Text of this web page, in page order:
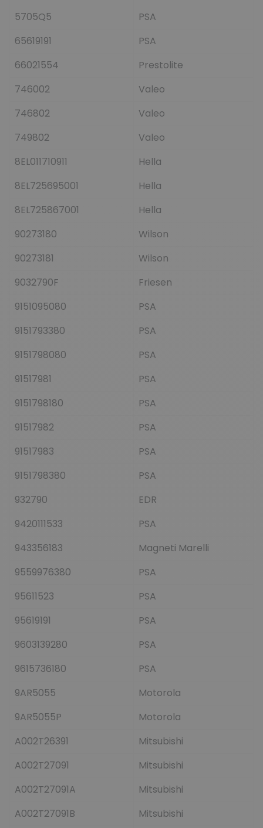
5705Q5
PSA
65619191
PSA
66021554
Prestolite
746002
Valeo
746802
Valeo
749802
Valeo
8EL011710911
Hella
8EL725695001
Hella
8EL725867001
Hella
90273180
Wilson
90273181
Wilson
9032790F
Friesen
9151095080
PSA
9151793380
PSA
9151798080
PSA
91517981
PSA
9151798180
PSA
91517982
PSA
91517983
PSA
9151798380
PSA
932790
EDR
9420111533
PSA
943356183
Magneti Marelli
9559976380
PSA
95611523
PSA
95619191
PSA
9603139280
PSA
9615736180
PSA
9AR5055
Motorola
9AR5055P
Motorola
A002T26391
Mitsubishi
A002T27091
Mitsubishi
A002T27091A
Mitsubishi
A002T27091B
Mitsubishi